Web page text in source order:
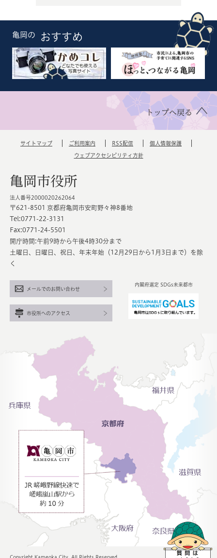
亀岡の おすすめ
トップへ戻る
サイトマップ ご利用案内 RSS配信 個人情報保護
ウェブアクセシビリティ方針
亀岡市役所
法人番号2000020262064
〒621-8501 京都府亀岡市安町野々神8番地
Tel:0771-22-3131
Fax:0771-24-5501
開庁時間:午前9時から午後4時30分まで
土曜日、日曜日、祝日、年末年始（12月29日から1月3日まで）を除
く
内閣府選定 SDGs未来都市
メールでのお問い合わせ
市役所へのアクセス